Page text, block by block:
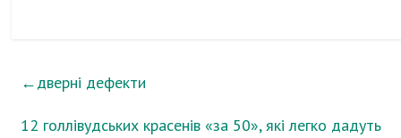
←дверні дефекти
12 голлівудських красенів «за 50», які легко дадуть